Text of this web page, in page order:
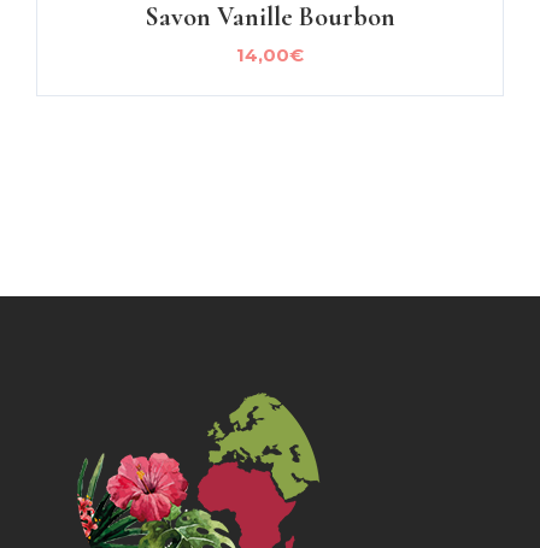
Savon Vanille Bourbon
14,00€